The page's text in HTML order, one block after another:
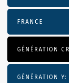
FRANCE
GÉNÉRATION
GÉNÉRATION